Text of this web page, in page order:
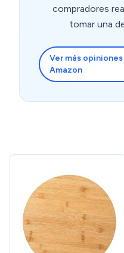
compradores
tomar una
Ver más
Amazon